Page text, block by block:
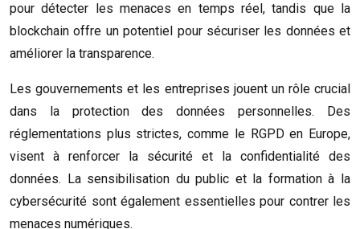
pour détecter les menaces en temps réel, tandis que la
blockchain offre un potentiel pour sécuriser les données et
améliorer la transparence.
Les gouvernements et les entreprises jouent un rôle crucial
dans la protection des données personnelles. Des
réglementations plus strictes, comme le RGPD en Europe,
visent à renforcer la sécurité et la confidentialité des
données. La sensibilisation du public et la formation à la
cybersécurité sont également essentielles pour contrer les
menaces numériques.